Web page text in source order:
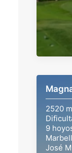
2520
9
José